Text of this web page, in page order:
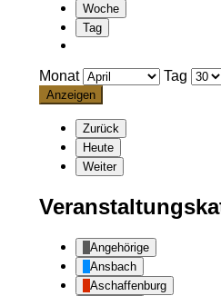
Woche
Tag
Monat Tag
Zurück
Heute
Weiter
Angehörige
Ansbach
Aschaffenburg